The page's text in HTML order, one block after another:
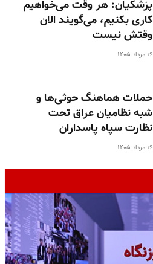
پزشکیان: هر وقت می‌خواهیم
کاری بکنیم، می‌گویند الان
وقتش نیست
۱۶ مرداد ۱۴۰۵
حملات هماهنگ حوثی‌ها و
شبه نظامیان عراق تحت
نظارت سپاه پاسداران
۱۶ مرداد ۱۴۰۵